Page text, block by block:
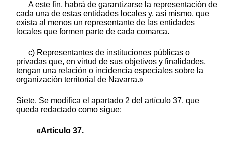
A este fin, habrá de garantizarse la representación de
cada una de estas entidades locales y, así mismo, que
exista al menos un representante de las entidades
locales que formen parte de cada comarca.
c) Representantes de instituciones públicas o
privadas que, en virtud de sus objetivos y finalidades,
tengan una relación o incidencia especiales sobre la
organización territorial de Navarra.»
Siete. Se modifica el apartado 2 del artículo 37, que
queda redactado como sigue:
«Artículo 37.